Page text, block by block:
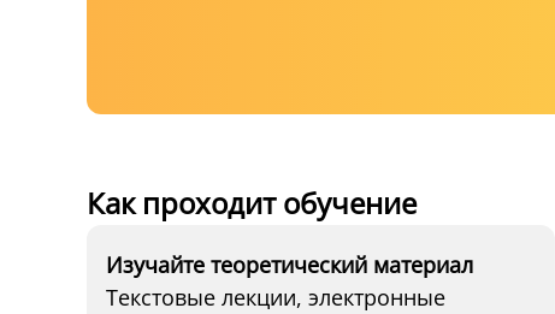
Как проходит обучение
Изучайте теоретический материал
Текстовые лекции, электронные